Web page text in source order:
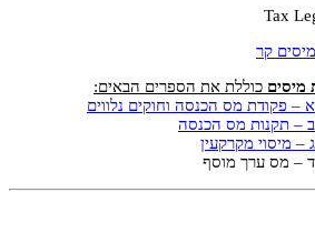
Tax
מיסים כוללת את הספרים הבאים:
– פקודת מס הכנסה וחוקים נלווים
– תקנות מס הכנסה
– מיסוי מקרקעין